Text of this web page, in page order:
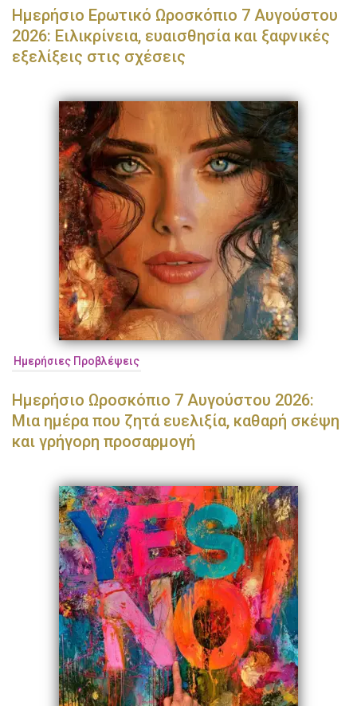
Ημερήσιο Ερωτικό Ωροσκόπιο 7 Αυγούστου
2026: Ειλικρίνεια, ευαισθησία και ξαφνικές
εξελίξεις στις σχέσεις
Ημερήσιες Προβλέψεις
Ημερήσιο Ωροσκόπιο 7 Αυγούστου 2026:
Μια ημέρα που ζητά ευελιξία, καθαρή σκέψη
και γρήγορη προσαρμογή